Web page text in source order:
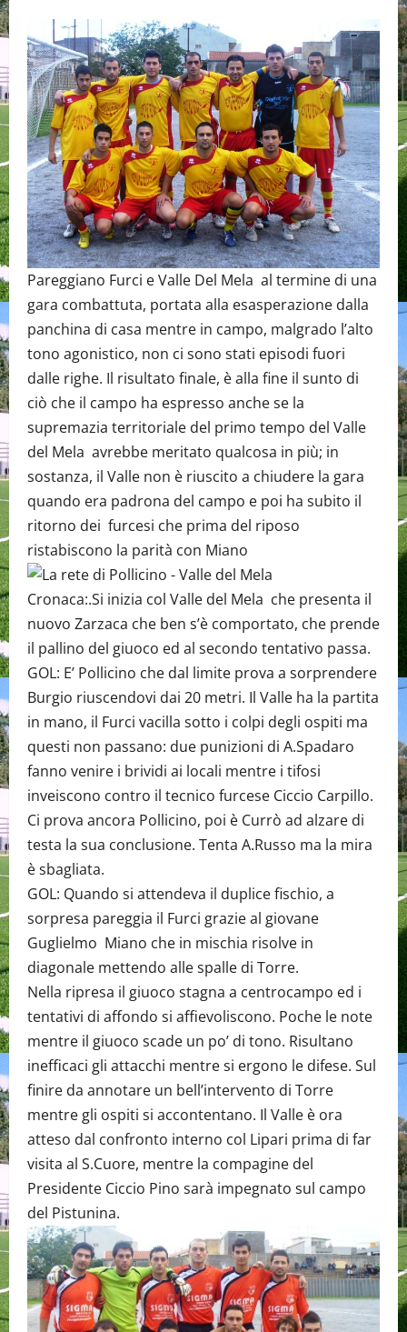
Pareggiano Furci e Valle Del Mela al termine di una
gara combattuta, portata alla esasperazione dalla
panchina di casa mentre in campo, malgrado l’alto
tono agonistico, non ci sono stati episodi fuori
dalle righe. Il risultato finale, è alla fine il sunto di
ciò che il campo ha espresso anche se la
supremazia territoriale del primo tempo del Valle
del Mela avrebbe meritato qualcosa in più; in
sostanza, il Valle non è riuscito a chiudere la gara
quando era padrona del campo e poi ha subito il
ritorno dei furcesi che prima del riposo
ristabiscono la parità con Miano
Cronaca:.Si inizia col Valle del Mela che presenta il
nuovo Zarzaca che ben s’è comportato, che prende
il pallino del giuoco ed al secondo tentativo passa.
GOL: E’ Pollicino che dal limite prova a sorprendere
Burgio riuscendovi dai 20 metri. Il Valle ha la partita
in mano, il Furci vacilla sotto i colpi degli ospiti ma
questi non passano: due punizioni di A.Spadaro
fanno venire i brividi ai locali mentre i tifosi
inveiscono contro il tecnico furcese Ciccio Carpillo.
Ci prova ancora Pollicino, poi è Currò ad alzare di
testa la sua conclusione. Tenta A.Russo ma la mira
è sbagliata.
GOL: Quando si attendeva il duplice fischio, a
sorpresa pareggia il Furci grazie al giovane
Guglielmo Miano che in mischia risolve in
diagonale mettendo alle spalle di Torre.
Nella ripresa il giuoco stagna a centrocampo ed i
tentativi di affondo si affievoliscono. Poche le note
mentre il giuoco scade un po’ di tono. Risultano
inefficaci gli attacchi mentre si ergono le difese. Sul
finire da annotare un bell’intervento di Torre
mentre gli ospiti si accontentano. Il Valle è ora
atteso dal confronto interno col Lipari prima di far
visita al S.Cuore, mentre la compagine del
Presidente Ciccio Pino sarà impegnato sul campo
del Pistunina.